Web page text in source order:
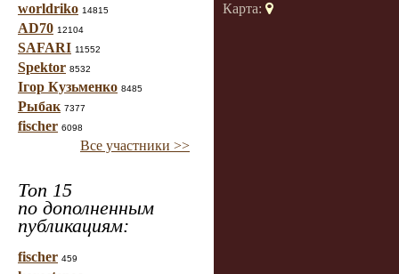
worldriko 14815
AD70 12104
SAFARI 11552
Spektor 8532
Ігор Кузьменко 8485
Рыбак 7377
fischer 6098
Все участники >>
Топ 15
по дополненным
публикациям:
fischer 459
Карта: